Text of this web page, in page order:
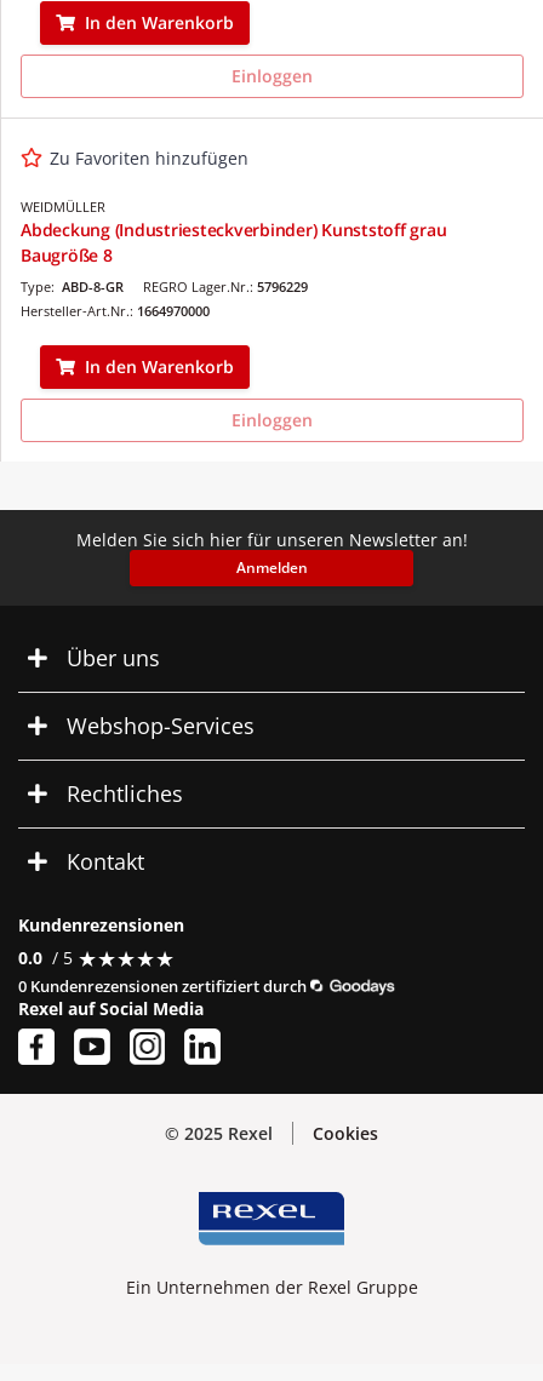
In den Warenkorb
Einloggen
Zu Favoriten hinzufügen
WEIDMÜLLER
Abdeckung (Industriesteckverbinder) Kunststoff grau
Baugröße 8
REGRO Lager.Nr.: 5796229
Type: ABD-8-GR
Hersteller-Art.Nr.: 1664970000
In den Warenkorb
Einloggen
Melden Sie sich hier für unseren Newsletter an!
Anmelden
Über uns
Webshop-Services
Rechtliches
Kontakt
Kundenrezensionen
0.0 / 5 ★★★★★
★★★★★
0 Kundenrezensionen zertifiziert durch
Rexel auf Social Media
© 2025 Rexel Cookies
Ein Unternehmen der Rexel Gruppe